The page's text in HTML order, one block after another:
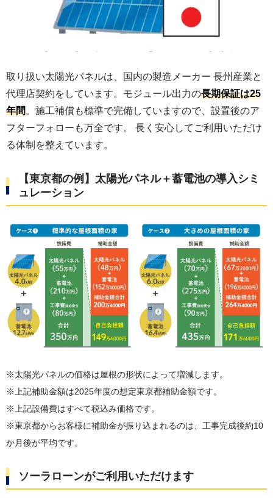
取り扱い太陽光パネルは、国内の製造メーカー 長州産業と
代理店契約をしています。モジュール出力の長期保証は25
年間。施工補償も標準で完備していますので、設置後のア
フターフォローも万全です。 長く安心してご利用いただけ
る体制を整えています。
【東京都の例】太陽光パネル＋蓄電池の導入シミ
ュレーション
※太陽光パネルの価格は屋根の形状によって増減します。
※上記補助金額は2025年度の想定東京都補助金額です。
※上記設備費はすべて税込み価格です。
※東京都からお客様に補助金が振り込まれるのは、工事完成後約10
か月後が平均です。
ソーラローンがご利用いただけます